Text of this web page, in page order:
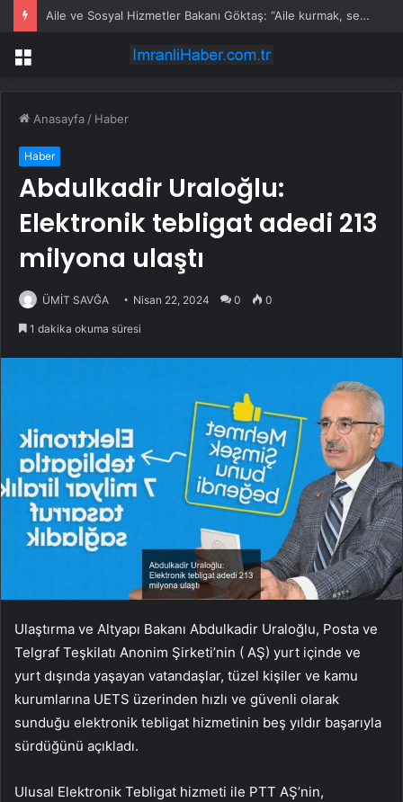
Aile ve Sosyal Hizmetler Bakanı Göktaş: “Aile kurmak, sevgi, sadakat ve sorumluluk üstüne yeni bir hayat kurmaktır”
Menü
Anasayfa / Haber
Haber
Abdulkadir Uraloğlu:
Elektronik tebligat adedi 213
milyona ulaştı
ÜMİT SAVĞA Nisan 22, 2024 0 0
1 dakika okuma süresi
Ulaştırma ve Altyapı Bakanı Abdulkadir Uraloğlu, Posta ve
Telgraf Teşkilatı Anonim Şirketi’nin ( AŞ) yurt içinde ve
yurt dışında yaşayan vatandaşlar, tüzel kişiler ve kamu
kurumlarına UETS üzerinden hızlı ve güvenli olarak
sunduğu elektronik tebligat hizmetinin beş yıldır başarıyla
sürdüğünü açıkladı.
Ulusal Elektronik Tebligat hizmeti ile PTT AŞ’nin,